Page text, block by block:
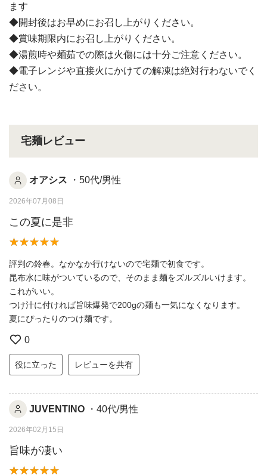
ます
◆開封後はお早めにお召し上がりください。
◆賞味期限内にお召し上がりください。
◆湯煎時や麺茹での際は火傷には十分ご注意ください。
◆電子レンジや直接火にかけての解凍は絶対行わないでく
ださい。
宅麺レビュー
オアシス ・50代/男性
2026年07月08日
この夏に是非
評判の鈴春。なかなか行けないので宅麺で初食です。
昆布水に味がついているので、そのまま麺をズルズルいけます。
これがいい。
つけ汁に付ければ旨味爆発で200gの麺も一気になくなります。
夏にぴったりのつけ麺です。
0
役に立った レビューを共有
JUVENTINO ・40代/男性
2026年02月15日
旨味が凄い